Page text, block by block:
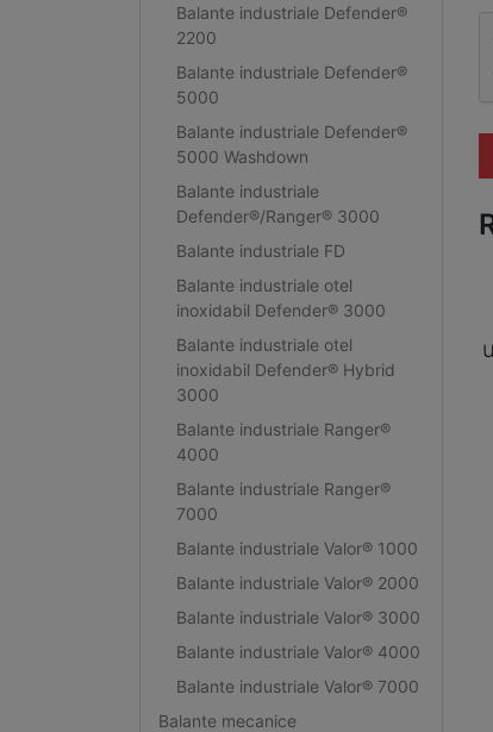
Balante industriale Defender®
2200
Balante industriale Defender®
5000
Balante industriale Defender®
5000 Washdown
Balante industriale
Defender®/Ranger® 3000
Balante industriale FD
Balante industriale otel
inoxidabil Defender® 3000
Balante industriale otel
inoxidabil Defender® Hybrid
3000
Balante industriale Ranger®
4000
Balante industriale Ranger®
7000
Balante industriale Valor® 1000
Balante industriale Valor® 2000
Balante industriale Valor® 3000
Balante industriale Valor® 4000
Balante industriale Valor® 7000
Balante mecanice